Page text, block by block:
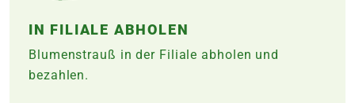
IN FILIALE ABHOLEN
Blumenstrauß in der Filiale abholen und
bezahlen.